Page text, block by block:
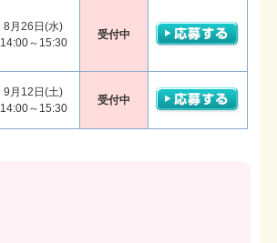
8月26日(水)
14:00～15:30
受付中
9月12日(土)
14:00～15:30
受付中